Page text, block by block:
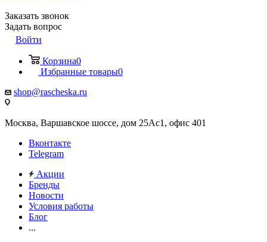
Заказать звонок
Задать вопрос
Войти
Корзина0
Избранные товары0
shop@rascheska.ru
Москва, Варшавское шоссе, дом 25Аc1, офис 401
Вконтакте
Telegram
Акции
Бренды
Новости
Условия работы
Блог
...